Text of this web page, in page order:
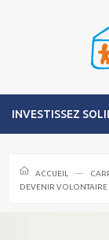
INVESTISSEZ
ACCUEIL
DEVENIR VOLONTAIRE